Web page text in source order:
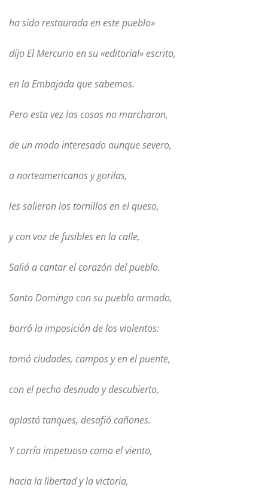
ha sido restaurada en este pueblo»
dijo El Mercurio en su «editorial» escrito,
en la Embajada que sabemos.
Pero esta vez las cosas no marcharon,
de un modo interesado aunque severo,
a norteamericanos y gorilas,
les salieron los tornillos en el queso,
y con voz de fusibles en la calle,
Salió a cantar el corazón del pueblo.
Santo Domingo con su pueblo armado,
borró la imposición de los violentos:
tomó ciudades, campos y en el puente,
con el pecho desnudo y descubierto,
aplastó tanques, desafió cañones.
Y corría impetuoso como el viento,
hacia la libertad y la victoria,